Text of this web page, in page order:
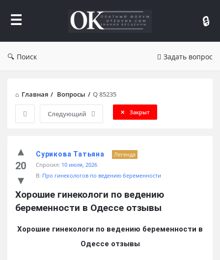
Отзывы
Поиск Задать вопрос
Главная / Вопросы / Q 85235
Следующий Закрыт
20
Сурикова Татьяна
Легенда
Спросил: 10 июля, 2026
В: Про гинекологов по ведению беременности
Хорошие гинекологи по ведению
беременности в Одессе отзывы
Хорошие гинекологи по ведению беременности в
Одессе отзывы